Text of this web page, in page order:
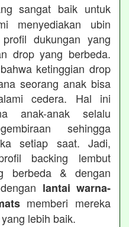
sangat baik untuk
menyediakan ubin
dukungan yang
drop yang berbeda.
ketinggian drop
seorang anak bisa
cedera. Hal ini
anak-anak selalu
sehingga
setiap saat. Jadi,
backing lembut
berbeda & dengan
lantai warna-
memberi mereka
lebih baik.